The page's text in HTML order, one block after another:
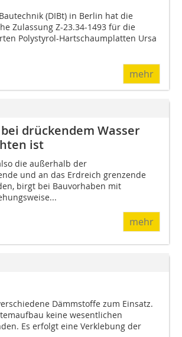
(DIBt) in Berlin hat die
Zulassung Z-23.34-1493 für die
Polystyrol-Hartschaumplatten Ursa
mehr
drückendem Wasser
ist
die außerhalb der
und an das Erdreich grenzende
birgt bei Bauvorhaben mit
mehr
Dämmstoffe zum Einsatz.
keine wesentlichen
Es erfolgt eine Verklebung der